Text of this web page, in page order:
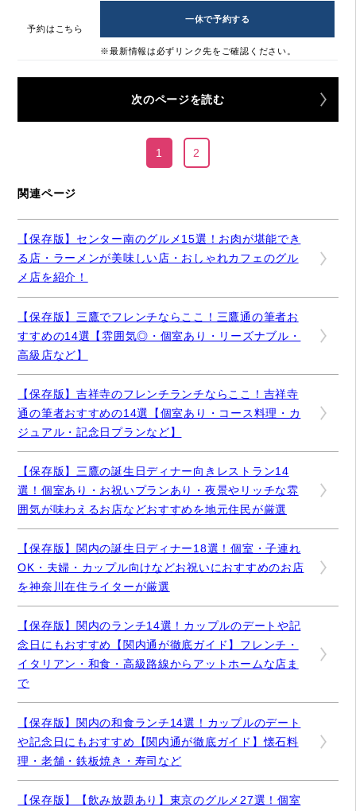
予約はこちら
一休で予約する
※最新情報は必ずリンク先をご確認ください。
次のページを読む
1 2
関連ページ
【保存版】センター南のグルメ15選！お肉が堪能でき
る店・ラーメンが美味しい店・おしゃれカフェのグル
メ店を紹介！
【保存版】三鷹でフレンチならここ！三鷹通の筆者お
すすめの14選【雰囲気◎・個室あり・リーズナブル・
高級店など】
【保存版】吉祥寺のフレンチランチならここ！吉祥寺
通の筆者おすすめの14選【個室あり・コース料理・カ
ジュアル・記念日プランなど】
【保存版】三鷹の誕生日ディナー向きレストラン14
選！個室あり・お祝いプランあり・夜景やリッチな雰
囲気が味わえるお店などおすすめを地元住民が厳選
【保存版】関内の誕生日ディナー18選！個室・子連れ
OK・夫婦・カップル向けなどお祝いにおすすめのお店
を神奈川在住ライターが厳選
【保存版】関内のランチ14選！カップルのデートや記
念日にもおすすめ【関内通が徹底ガイド】フレンチ・
イタリアン・和食・高級路線からアットホームな店ま
で
【保存版】関内の和食ランチ14選！カップルのデート
や記念日にもおすすめ【関内通が徹底ガイド】懐石料
理・老舗・鉄板焼き・寿司など
【保存版】【飲み放題あり】東京のグルメ27選！個室